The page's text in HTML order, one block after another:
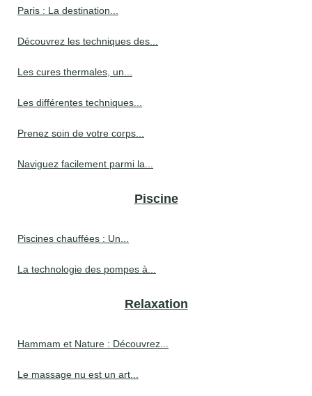
Paris : La destination...
Découvrez les techniques des...
Les cures thermales, un...
Les différentes techniques...
Prenez soin de votre corps...
Naviguez facilement parmi la...
Piscine
Piscines chauffées : Un...
La technologie des pompes à...
Relaxation
Hammam et Nature : Découvrez...
Le massage nu est un art...